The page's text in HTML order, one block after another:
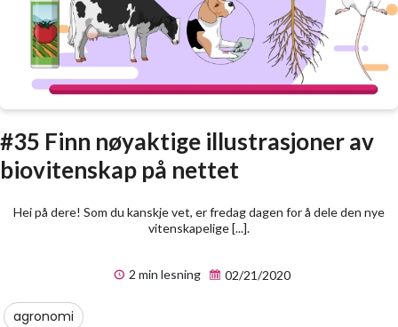
#35 Finn nøyaktige illustrasjoner av
biovitenskap på nettet
Hei på dere! Som du kanskje vet, er fredag dagen for å dele den nye
vitenskapelige [...].
2 min lesning 02/21/2020
agronomi